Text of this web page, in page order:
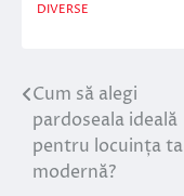
DIVERSE
Navigare
în
articole
Cum să alegi
pardoseala ideală
pentru locuința ta
modernă?